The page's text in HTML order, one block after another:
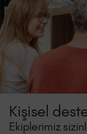
Kişisel
Ekiplerimiz